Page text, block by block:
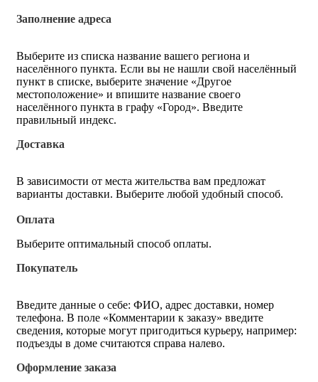
Заполнение адреса
Выберите из списка название вашего региона и
населённого пункта. Если вы не нашли свой населённый
пункт в списке, выберите значение «Другое
местоположение» и впишите название своего
населённого пункта в графу «Город». Введите
правильный индекс.
Доставка
В зависимости от места жительства вам предложат
варианты доставки. Выберите любой удобный способ.
Оплата
Выберите оптимальный способ оплаты.
Покупатель
Введите данные о себе: ФИО, адрес доставки, номер
телефона. В поле «Комментарии к заказу» введите
сведения, которые могут пригодиться курьеру, например:
подъезды в доме считаются справа налево.
Оформление заказа